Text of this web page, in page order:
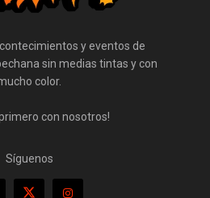
y eventos de
sin medias tintas y con
color.
con nosotros!
Síguenos